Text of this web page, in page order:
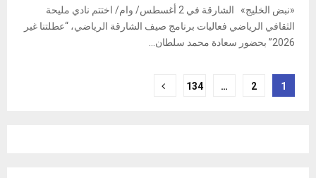
«نبض الخليج» الشارقة في 2 أغسطس/ وام/ اختتم نادي مليحة
الثقافي الرياضي فعاليات برنامج صيف الشارقة الرياضي، “عطلتنا غير
2026” بحضور سعادة محمد سلطان...
Posts
1
2
…
134